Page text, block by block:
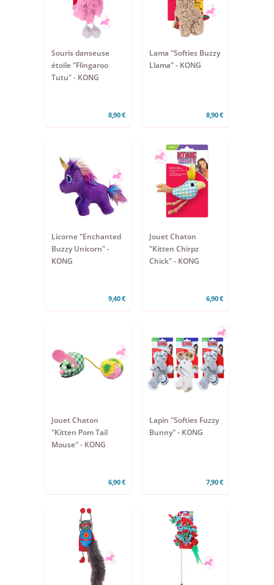
Souris danseuse
étoile "Flingaroo
Tutu" - KONG
8,90 €
Lama "Softies Buzzy
Llama" - KONG
8,90 €
Licorne "Enchanted
Buzzy Unicorn" -
KONG
9,40 €
Jouet Chaton
"Kitten Chirpz
Chick" - KONG
6,90 €
Jouet Chaton
"Kitten Pom Tail
Mouse" - KONG
6,90 €
Lapin "Softies Fuzzy
Bunny" - KONG
7,90 €